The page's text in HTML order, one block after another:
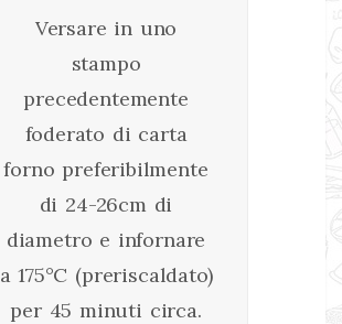
Versare in uno
stampo
precedentemente
foderato di carta
forno preferibilmente
di 24-26cm di
diametro e infornare
a 175°C (preriscaldato)
per 45 minuti circa.